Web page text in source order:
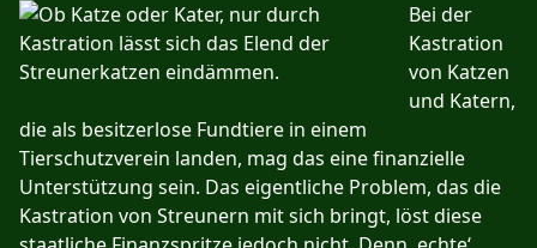
Bei der
Kastration
von Katzen
und Katern,
die als besitzerlose Fundtiere in einem
Tierschutzverein landen, mag das eine finanzielle
Unterstützung sein. Das eigentliche Problem, das die
Kastration von Streunern mit sich bringt, löst diese